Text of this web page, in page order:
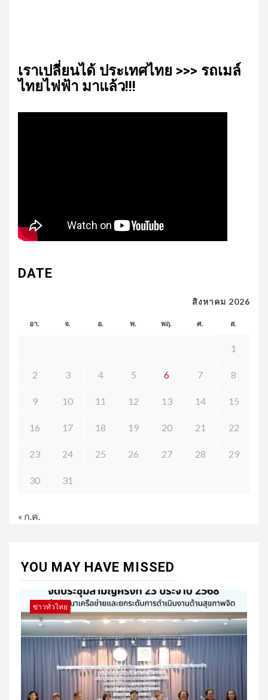
เรา​เปลี่ยน​ได้​ ประเทศ​ไทย​ >>> รถเมล์​
ไทย​ไฟฟ้า​ มาแล้ว!!!
DATE
สิงหาคม 2026
อา. จ. อ. พ. พฤ. ศ. ส.
1
2 3 4 5 6 7 8
9 10 11 12 13 14 15
16 17 18 19 20 21 22
23 24 25 26 27 28 29
30 31
« ก.ค.
YOU MAY HAVE MISSED
ข่าวทั่วไทย